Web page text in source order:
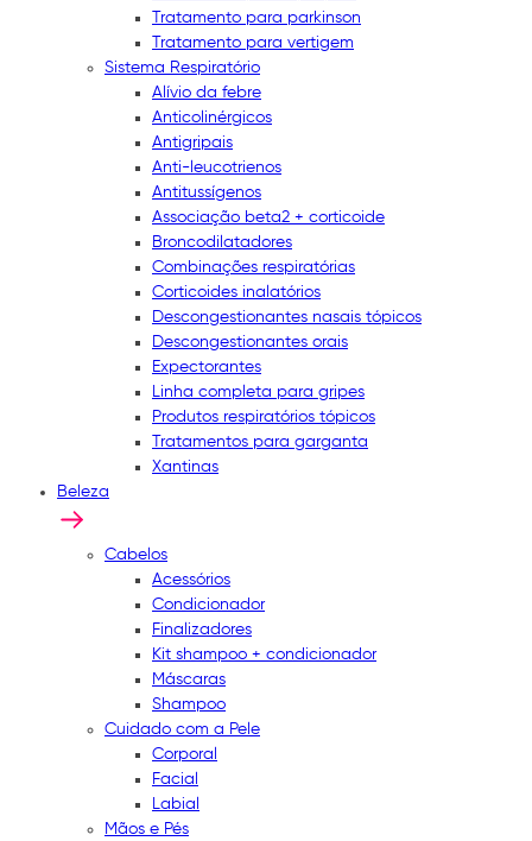
Tratamento para parkinson
Tratamento para vertigem
Sistema Respiratório
Alívio da febre
Anticolinérgicos
Antigripais
Anti-leucotrienos
Antitussígenos
Associação beta2 + corticoide
Broncodilatadores
Combinações respiratórias
Corticoides inalatórios
Descongestionantes nasais tópicos
Descongestionantes orais
Expectorantes
Linha completa para gripes
Produtos respiratórios tópicos
Tratamentos para garganta
Xantinas
Beleza
Cabelos
Acessórios
Condicionador
Finalizadores
Kit shampoo + condicionador
Máscaras
Shampoo
Cuidado com a Pele
Corporal
Facial
Labial
Mãos e Pés